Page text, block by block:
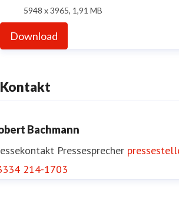
5948 x 3965, 1,91 MB
Download
Kontakt
Bachmann
Pressesprecher
214-1703